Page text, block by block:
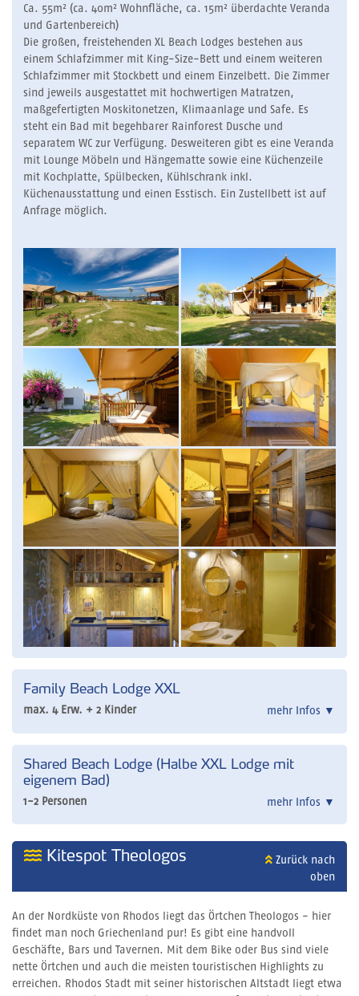
Ca. 55m² (ca. 40m² Wohnfläche, ca. 15m² überdachte Veranda
und Gartenbereich)
Die großen, freistehenden XL Beach Lodges bestehen aus
einem Schlafzimmer mit King-Size-Bett und einem weiteren
Schlafzimmer mit Stockbett und einem Einzelbett. Die Zimmer
sind jeweils ausgestattet mit hochwertigen Matratzen,
maßgefertigten Moskitonetzen, Klimaanlage und Safe. Es
steht ein Bad mit begehbarer Rainforest Dusche und
separatem WC zur Verfügung. Desweiteren gibt es eine Veranda
mit Lounge Möbeln und Hängematte sowie eine Küchenzeile
mit Kochplatte, Spülbecken, Kühlschrank inkl.
Küchenausstattung und einen Esstisch. Ein Zustellbett ist auf
Anfrage möglich.
Family Beach Lodge XXL
max. 4 Erw. + 2 Kinder mehr Infos ▼
Shared Beach Lodge (Halbe XXL Lodge mit
eigenem Bad)
1-2 Personen mehr Infos ▼
Kitespot Theologos
Zurück nach
oben
An der Nordküste von Rhodos liegt das Örtchen Theologos - hier
findet man noch Griechenland pur! Es gibt eine handvoll
Geschäfte, Bars und Tavernen. Mit dem Bike oder Bus sind viele
nette Örtchen und auch die meisten touristischen Highlights zu
erreichen. Rhodos Stadt mit seiner historischen Altstadt liegt etwa